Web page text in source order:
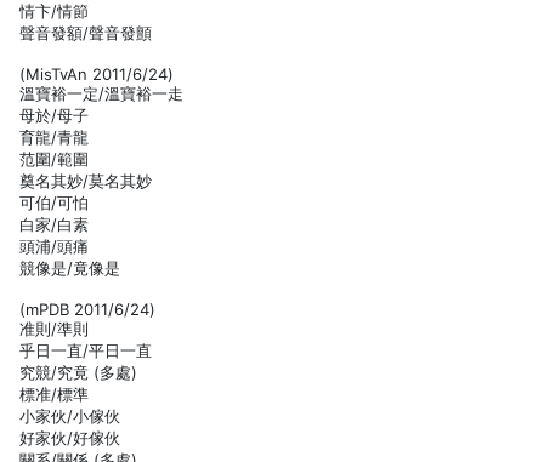
情卞/情節
聲音發額/聲音發顫
(MisTvAn 2011/6/24)
溫寶裕一定/溫寶裕一走
母於/母子
育龍/青龍
范圍/範圍
奠名其妙/莫名其妙
可伯/可怕
白家/白素
頭浦/頭痛
競像是/竟像是
(mPDB 2011/6/24)
准則/準則
乎日一直/平日一直
究競/究竟 (多處)
標准/標準
小家伙/小傢伙
好家伙/好傢伙